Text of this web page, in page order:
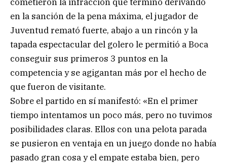
en la sanción de la pena máxima, el jugador de
Juventud remató fuerte, abajo a un rincón y la
tapada espectacular del golero le permitió a Boca
conseguir sus primeros 3 puntos en la
competencia y se agigantan más por el hecho de
que fueron de visitante.
Sobre el partido en sí manifestó: «En el primer
tiempo intentamos un poco más, pero no tuvimos
posibilidades claras. Ellos con una pelota parada
se pusieron en ventaja en un juego donde no había
pasado gran cosa y el empate estaba bien, pero